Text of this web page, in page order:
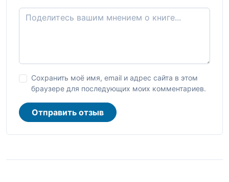
Сохранить моё имя, email и адрес сайта в этом
браузере для последующих моих комментариев.
Отправить отзыв